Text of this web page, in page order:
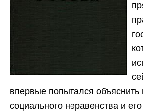
впервые попытался объяснить
социального неравенства и